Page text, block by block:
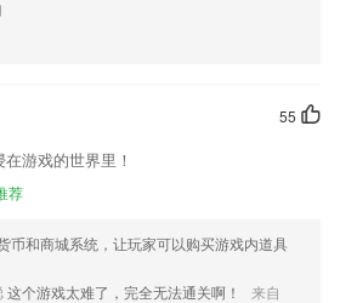
型上全新安装的时候没有弹出的BUG。
您的使用经历，以帮助我们更好的对产品进
55
游戏的世界里！
荐
币和商城系统，让玩家可以购买游戏内道具
这个游戏太难了，完全无法通关啊！
来自